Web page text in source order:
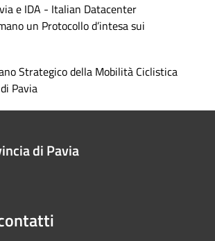
e IDA - Italian Datacenter
un Protocollo d’intesa sui
Strategico della Mobilità Ciclistica
Pavia
di Pavia